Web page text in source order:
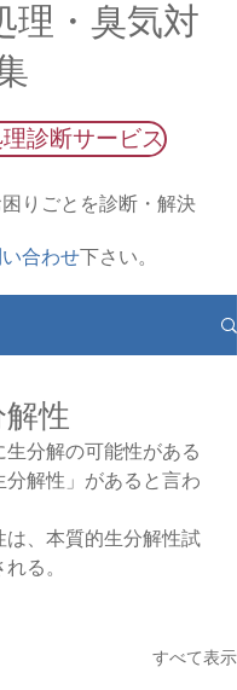
理・臭気対
診断サービス
りごとを診断・解決
合わせ下さい。
性
生分解の可能性がある
分解性」があると言わ
は、本質的生分解性試
る。
すべて表示